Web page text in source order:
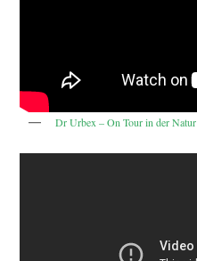
Dr Urbex – On Tour in der Natur